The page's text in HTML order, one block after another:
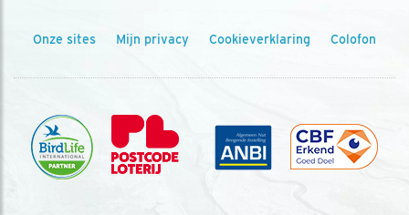
Onze sites Mijn privacy Cookieverklaring Colofon